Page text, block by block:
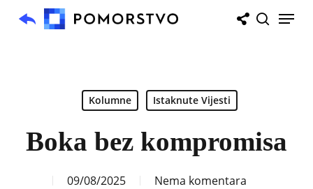
Menu
Kolumne Istaknute Vijesti
Boka bez kompromisa
09/08/2025 Nema komentara